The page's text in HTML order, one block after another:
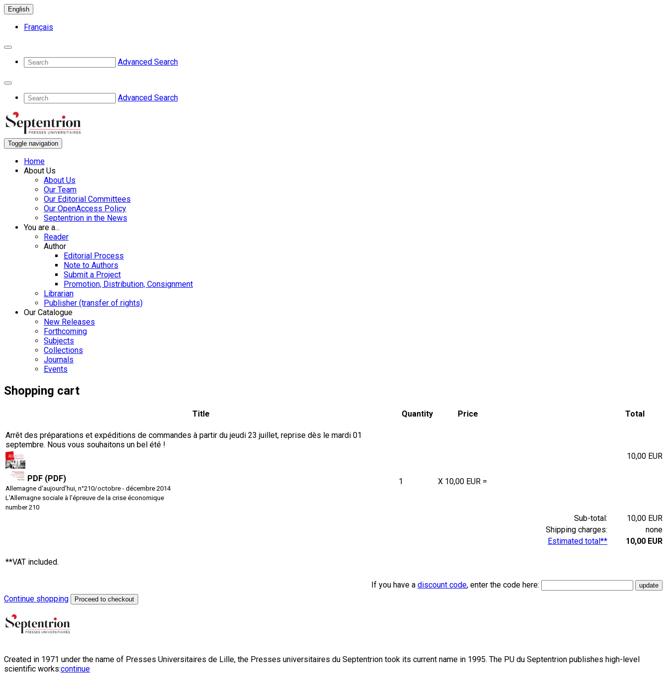
English
Français
Advanced Search
Advanced Search
Toggle navigation
Home
About Us
About Us
Our Team
Our Editorial Committees
Our OpenAccess Policy
Septentrion in the News
You are a...
Reader
Author
Editorial Process
Note to Authors
Submit a Project
Promotion, Distribution, Consignment
Librarian
Publisher (transfer of rights)
Our Catalogue
New Releases
Forthcoming
Subjects
Collections
Journals
Events
Shopping cart
Arrêt des préparations et expéditions de commandes à partir du jeudi 23 juillet, reprise dès le mardi 01
septembre. Nous vous souhaitons un bel été !
Title Quantity Price Total
PDF (PDF)
Allemagne d'aujourd'hui, n°210/octobre - décembre 2014
L'Allemagne sociale à l'épreuve de la crise économique
number 210
1 X 10,00 EUR =
10,00 EUR
Sub-total:
10,00 EUR
Shipping charges:
none
Estimated total**
10,00 EUR
**VAT included.
If you have a discount code, enter the code here:
Continue shopping
Proceed to checkout
Created in 1971 under the name of Presses Universitaires de Lille, the Presses universitaires du Septentrion took its current name in 1995. The PU du Septentrion publishes high-level
scientific works:continue